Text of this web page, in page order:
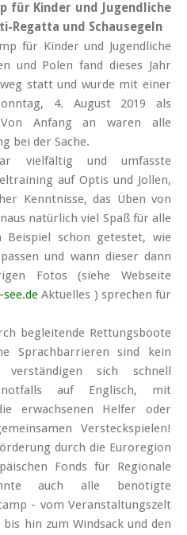
für Kinder und Jugendliche
Regatta und Schausegeln
für Kinder und Jugendliche
und Polen fand dieses Jahr
statt und wurde mit einer
4. August 2019 als
Von Anfang an waren alle
bei der Sache.
vielfältig und umfasste
auf Optis und Jollen,
Kenntnisse, das Üben von
natürlich viel Spaß für alle
Beispiel schon getestet, wie
und wann dieser dann
Fotos (siehe Webseite
Aktuelles ) sprechen für
begleitende Rettungsboote
Sprach­barrieren sind kein
sich schnell
auf Englisch, mit
erwachsenen Helfer oder
Versteck­spielen!
durch die Euroregion
Fonds für Regionale
auch alle benötigte
- vom Veranstal­tungs­zelt
hin zum Windsack und den